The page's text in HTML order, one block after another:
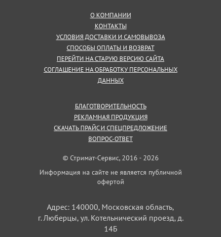
О КОМПАНИИ
КОНТАКТЫ
УСЛОВИЯ ДОСТАВКИ И САМОВЫВОЗА
СПОСОБЫ ОПЛАТЫ И ВОЗВРАТ
ПЕРЕЙТИ НА СТАРУЮ ВЕРСИЮ САЙТА
СОГЛАШЕНИЕ НА ОБРАБОТКУ ПЕРСОНАЛЬНЫХ
ДАННЫХ
БЛАГОТВОРИТЕЛЬНОСТЬ
РЕКЛАМНАЯ ПРОДУКЦИЯ
СКАЧАТЬ ПРАЙС И СПЕЦПРЕДЛОЖЕНИЕ
ВОПРОС-ОТВЕТ
© Стримат-Сервис, 2016 - 2026
Информация на сайте не является публичной
офертой
Адрес: 140000, Московская область,
г. Люберцы, ул. Котельнический проезд, д.
14Б